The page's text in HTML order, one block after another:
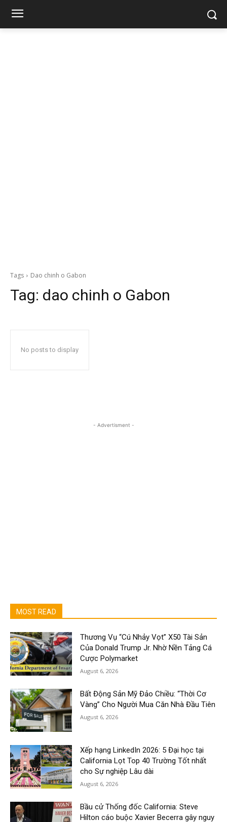
Tags Dao chinh o Gabon
Tag: dao chinh o Gabon
No posts to display
- Advertisment -
MOST READ
Thương Vụ “Cú Nhảy Vọt” X50 Tài Sản
Của Donald Trump Jr. Nhờ Nền Tảng Cá
Cược Polymarket
August 6, 2026
Bất Động Sản Mỹ Đảo Chiều: “Thời Cơ
Vàng” Cho Người Mua Căn Nhà Đầu Tiên
August 6, 2026
Xếp hạng LinkedIn 2026: 5 Đại học tại
California Lọt Top 40 Trường Tốt nhất
cho Sự nghiệp Lâu dài
August 6, 2026
Bầu cử Thống đốc California: Steve
Hilton cáo buộc Xavier Becerra gây nguy